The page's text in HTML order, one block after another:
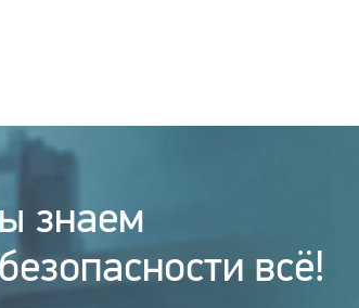
знаем
всё!